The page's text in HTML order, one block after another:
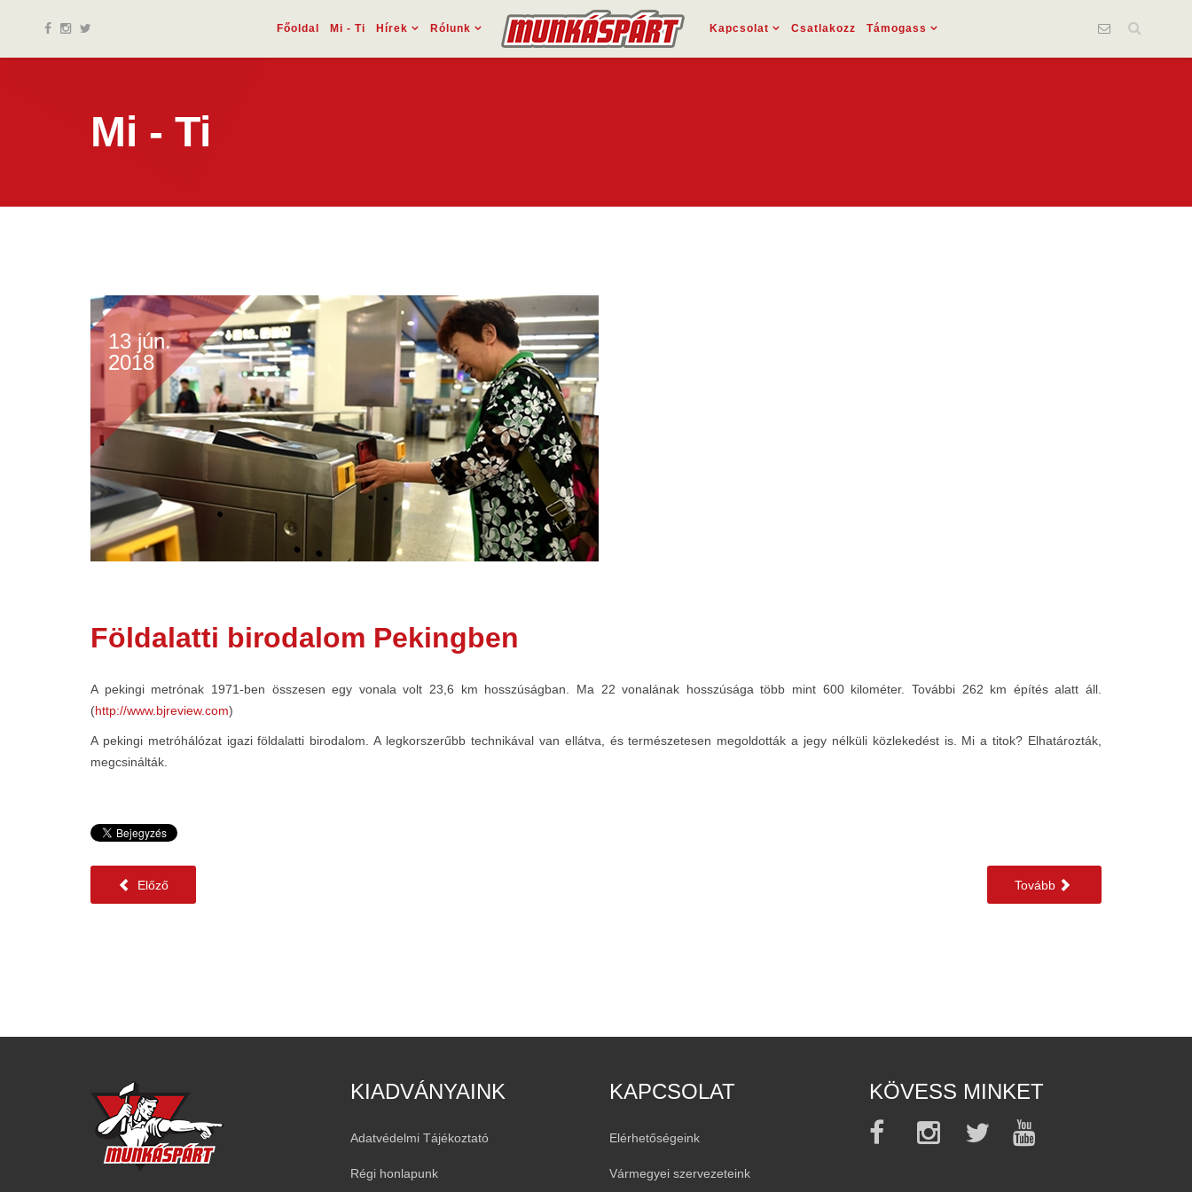
Főoldal Mi - Ti Hírek Rólunk Kapcsolat Csatlakozz Támogass
Mi - Ti
13 jún.
2018
Földalatti birodalom Pekingben
A pekingi metrónak 1971-ben összesen egy vonala volt 23,6 km hosszúságban. Ma 22 vonalának hosszúsága több mint 600 kilométer. További 262 km építés alatt áll.
(http://www.bjreview.com)
A pekingi metróhálózat igazi földalatti birodalom. A legkorszerűbb technikával van ellátva, és természetesen megoldották a jegy nélküli közlekedést is. Mi a titok? Elhatározták,
megcsinálták.
Előző Tovább
KIADVÁNYAINK
Adatvédelmi Tájékoztató
Régi honlapunk
KAPCSOLAT
Elérhetőségeink
Vármegyei szervezeteink
KÖVESS MINKET